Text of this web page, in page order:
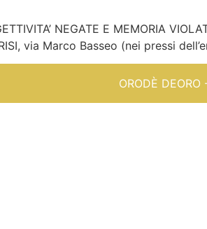
NEGATE E
Marco Basseo (nei pressi
ORODÈ